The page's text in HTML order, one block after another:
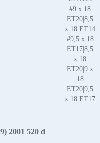
#9 x 18
ET20|8,5
x 18 ET14
#9,5 x 18
ET17|8,5
x 18
ET20|9 x
18
ET20|9,5
x 18 ET17
2001 520 d